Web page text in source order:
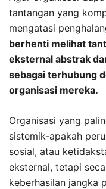
tantangan yang
mengatasi
berhenti melihat
eksternal abstrak
sebagai terhubung
organisasi mereka.
Organisasi yang
sistemik-apakah
sosial, atau
eksternal, tetapi
keberhasilan jangka